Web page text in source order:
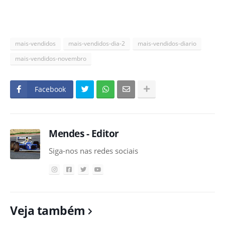
mais-vendidos mais-vendidos-dia-2
mais-vendidos-diario
mais-vendidos-novembro
Facebook
Mendes - Editor
Siga-nos nas redes sociais
Veja também